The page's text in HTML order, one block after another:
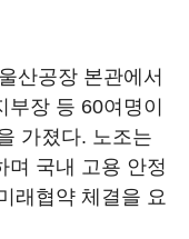
산공장 본관에서
장 등 60여명이
가졌다. 노조는
며 국내 고용 안정
래협약 체결을 요